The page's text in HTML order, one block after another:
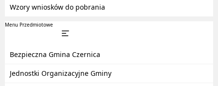
Wzory wniosków do pobrania
Menu Przedmiotowe
Bezpieczna Gmina Czernica
Jednostki Organizacyjne Gminy